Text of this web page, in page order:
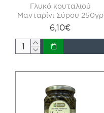
Γλυκό κουταλιού
Μανταρίνι Σύρου 250γρ
6,10€